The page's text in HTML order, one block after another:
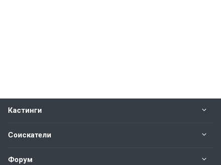
Кастинги
Соискатели
Форум